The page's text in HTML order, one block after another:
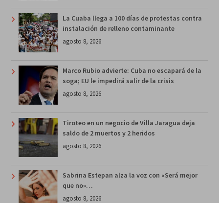
La Cuaba llega a 100 días de protestas contra
instalación de relleno contaminante
agosto 8, 2026
Marco Rubio advierte: Cuba no escapará de la
soga; EU le impedirá salir de la crisis
agosto 8, 2026
Tiroteo en un negocio de Villa Jaragua deja
saldo de 2 muertos y 2 heridos
agosto 8, 2026
Sabrina Estepan alza la voz con «Será mejor
que no»…
agosto 8, 2026